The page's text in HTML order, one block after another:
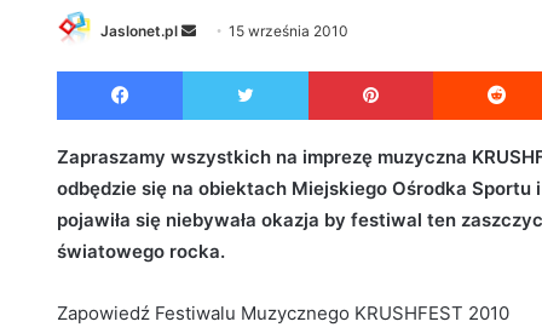
Jaslonet.pl
d
m
a
l
15 września 2010
Facebook Twitter Pinterest
Zapraszamy wszystkich na imprezę muzyczna
odbędzie się na obiektach Miejskiego Ośrodka
pojawiła się niebywała okazja by festiwal ten
światowego rocka.
Zapowiedź Festiwalu Muzycznego KRUSHFEST 2010